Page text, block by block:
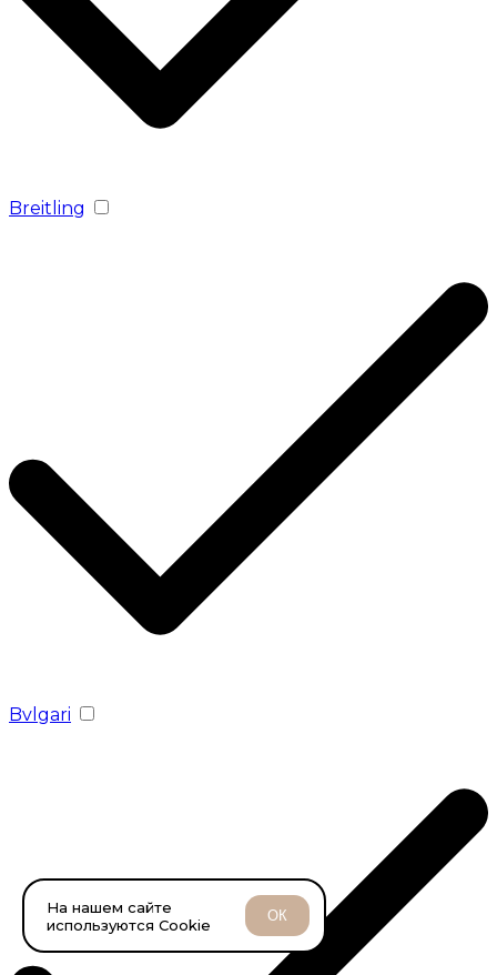
Breitling
Bvlgari
На нашем сайте
используются Cookie
ОК